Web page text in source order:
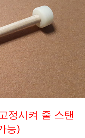
정시켜 줄 스탠
능)